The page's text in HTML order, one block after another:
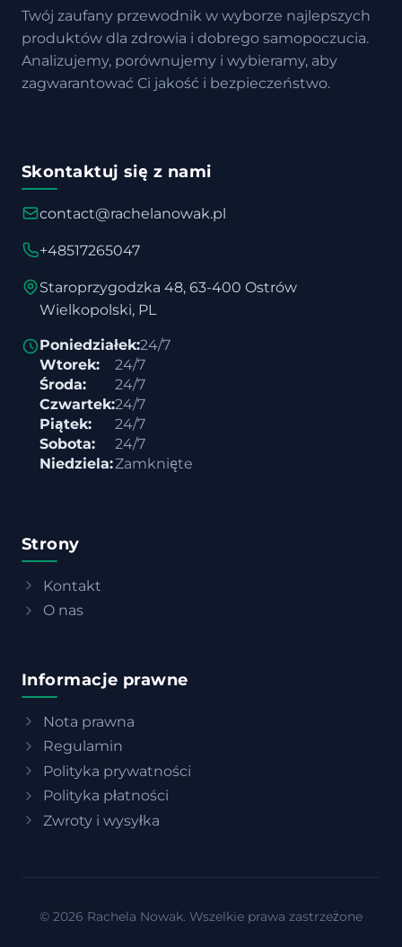
Twój zaufany przewodnik w wyborze najlepszych
produktów dla zdrowia i dobrego samopoczucia.
Analizujemy, porównujemy i wybieramy, aby
zagwarantować Ci jakość i bezpieczeństwo.
Skontaktuj się z nami
contact@rachelanowak.pl
+48517265047
Staroprzygodzka 48, 63-400 Ostrów
Wielkopolski, PL
Poniedziałek:24/7
Wtorek:
24/7
Środa:
24/7
Czwartek:24/7
Piątek:
24/7
Sobota:
24/7
Niedziela:Zamknięte
Strony
Kontakt
O nas
Informacje prawne
Nota prawna
Regulamin
Polityka prywatności
Polityka płatności
Zwroty i wysyłka
© 2026 Rachela Nowak. Wszelkie prawa zastrzeżone